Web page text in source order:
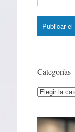
Categorías
Categorías